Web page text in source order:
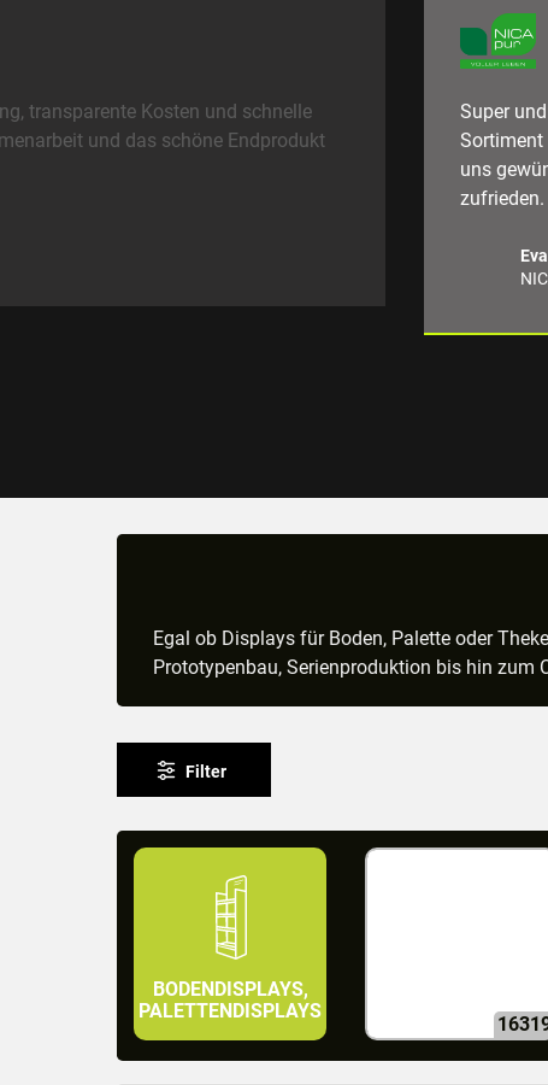
transparente Kosten und schnelle
und das schöne Endprodukt
Super
Sortiment
uns
Egal ob Displays für Boden, Palette oder
Prototypenbau, Serienproduktion bis hin zum
Filter
BODENDISPLAYS,
PALETTENDISPLAYS